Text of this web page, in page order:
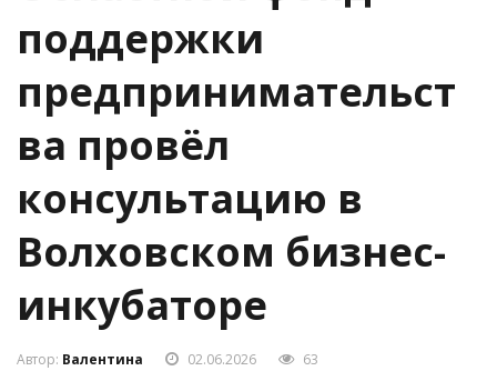
Областной фонд
поддержки
предпринимательст
ва провёл
консультацию в
Волховском бизнес-
инкубаторе